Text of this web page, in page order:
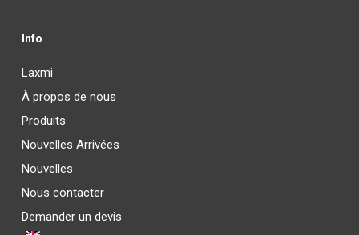
Info
Laxmi
À propos de nous
Produits
Nouvelles Arrivées
Nouvelles
Nous contacter
Demander un devis